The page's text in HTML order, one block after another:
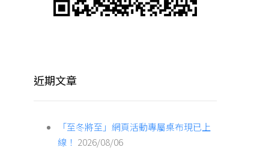
近期文章
「至冬將至」網頁活動專屬桌布現已上
線！ 2026/08/06